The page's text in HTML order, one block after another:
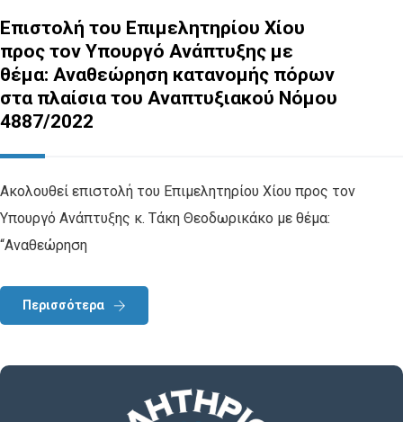
Επιστολή του Επιμελητηρίου Χίου
προς τον Υπουργό Ανάπτυξης με
θέμα: Αναθεώρηση κατανομής πόρων
στα πλαίσια του Αναπτυξιακού Νόμου
4887/2022
Ακολουθεί επιστολή του Επιμελητηρίου Χίου προς τον
Υπουργό Ανάπτυξης κ. Τάκη Θεοδωρικάκο με θέμα:
“Αναθεώρηση
Περισσότερα